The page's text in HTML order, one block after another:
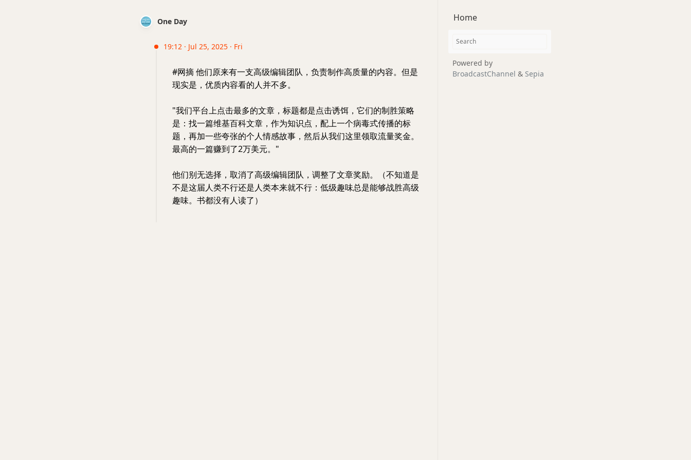
One Day
19:12 · Jul 25, 2025 · Fri
#网摘 他们原来有一支高级编辑团队，负责制作高质量的内容。但是
现实是，优质内容看的人并不多。
"我们平台上点击最多的文章，标题都是点击诱饵，它们的制胜策略
是：找一篇维基百科文章，作为知识点，配上一个病毒式传播的标
题，再加一些夸张的个人情感故事，然后从我们这里领取流量奖金。
最高的一篇赚到了2万美元。"
他们别无选择，取消了高级编辑团队，调整了文章奖励。（不知道是
不是这届人类不行还是人类本来就不行：低级趣味总是能够战胜高级
趣味。书都没有人读了）
Home
Powered by
BroadcastChannel & Sepia